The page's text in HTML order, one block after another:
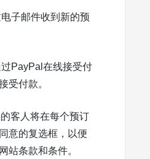
子邮件收到新的预
PayPal在线接受付
受付款。
客人将在每个预订
意的复选框，以便
站条款和条件。